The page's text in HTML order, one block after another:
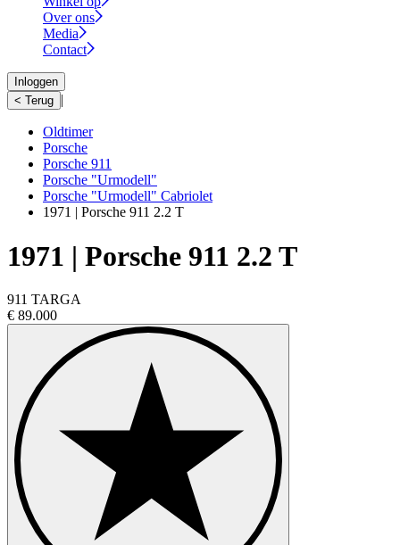
Over ons
Media
Contact
Inloggen
< Terug |
Oldtimer
Porsche
Porsche 911
Porsche "Urmodell"
Porsche "Urmodell" Cabriolet
1971 | Porsche 911 2.2 T
1971 | Porsche 911 2.2 T
911 TARGA
€ 89.000